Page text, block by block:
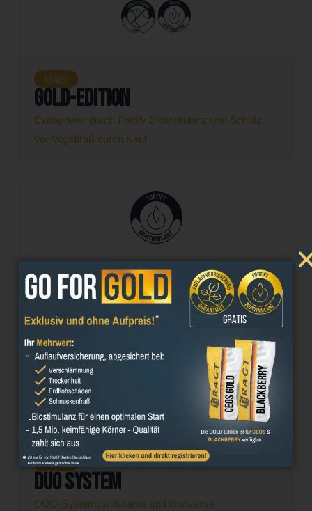
MAIS
Gold-Edition
Extrapower durch Fortify Biostimulanz und Schutz
vor Vogelfraß durch Korit
MAIS
Fortify Biostimulanz
Schutz und Extrapower fürs Saatgut
MAIS
Duo System
DUO-System: wirksame und innovative